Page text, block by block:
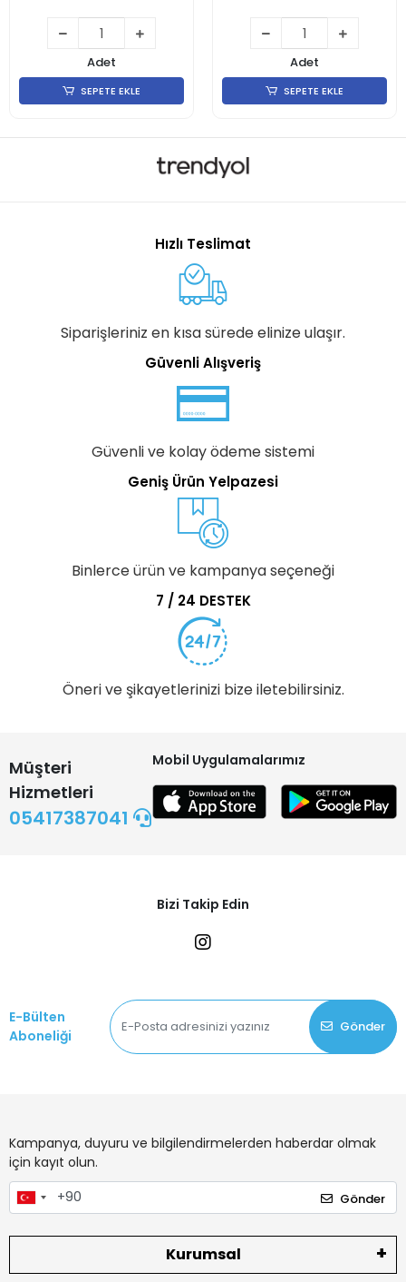
Adet
SEPETE EKLE
Adet
SEPETE EKLE
Hızlı Teslimat
Siparişleriniz en kısa sürede elinize ulaşır.
Güvenli Alışveriş
Güvenli ve kolay ödeme sistemi
Geniş Ürün Yelpazesi
Binlerce ürün ve kampanya seçeneği
7 / 24 DESTEK
Öneri ve şikayetlerinizi bize iletebilirsiniz.
Müşteri
Hizmetleri
05417387041
Mobil Uygulamalarımız
Bizi Takip Edin
E-Bülten
Aboneliği
Gönder
Kampanya, duyuru ve bilgilendirmelerden haberdar olmak
için kayıt olun.
Gönder
Kurumsal